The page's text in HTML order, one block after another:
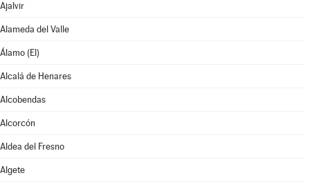
Ajalvir
Alameda del Valle
Álamo (El)
Alcalá de Henares
Alcobendas
Alcorcón
Aldea del Fresno
Algete